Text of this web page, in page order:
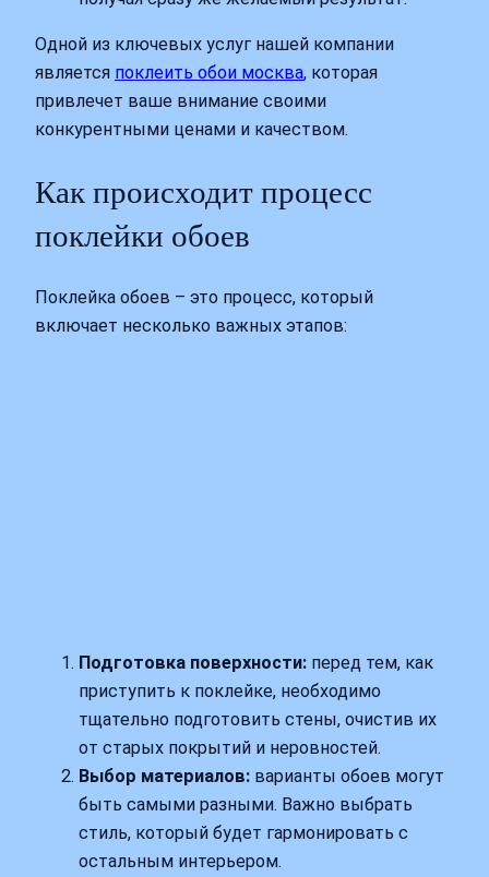
Одной из ключевых услуг нашей компании
является поклеить обои москва, которая
привлечет ваше внимание своими
конкурентными ценами и качеством.
Как происходит процесс
поклейки обоев
Поклейка обоев – это процесс, который
включает несколько важных этапов:
Подготовка поверхности: перед тем, как
приступить к поклейке, необходимо
тщательно подготовить стены, очистив их
от старых покрытий и неровностей.
Выбор материалов: варианты обоев могут
быть самыми разными. Важно выбрать
стиль, который будет гармонировать с
остальным интерьером.